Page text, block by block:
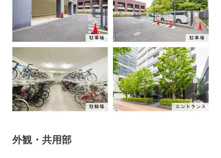
外観・共用部